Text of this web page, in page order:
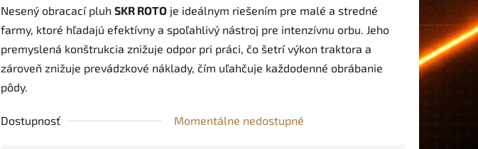
produktu
je
0,0
z
5
Nesený obracací pluh SKR ROTO je ideálnym riešením pre malé a stredné
farmy, ktoré hľadajú efektívny a spoľahlivý nástroj pre intenzívnu orbu. Jeho
premyslená konštrukcia znižuje odpor pri práci, čo šetrí výkon traktora a
zároveň znižuje prevádzkové náklady, čím uľahčuje každodenné obrábanie
pôdy.
Dostupnosť Momentálne nedostupné